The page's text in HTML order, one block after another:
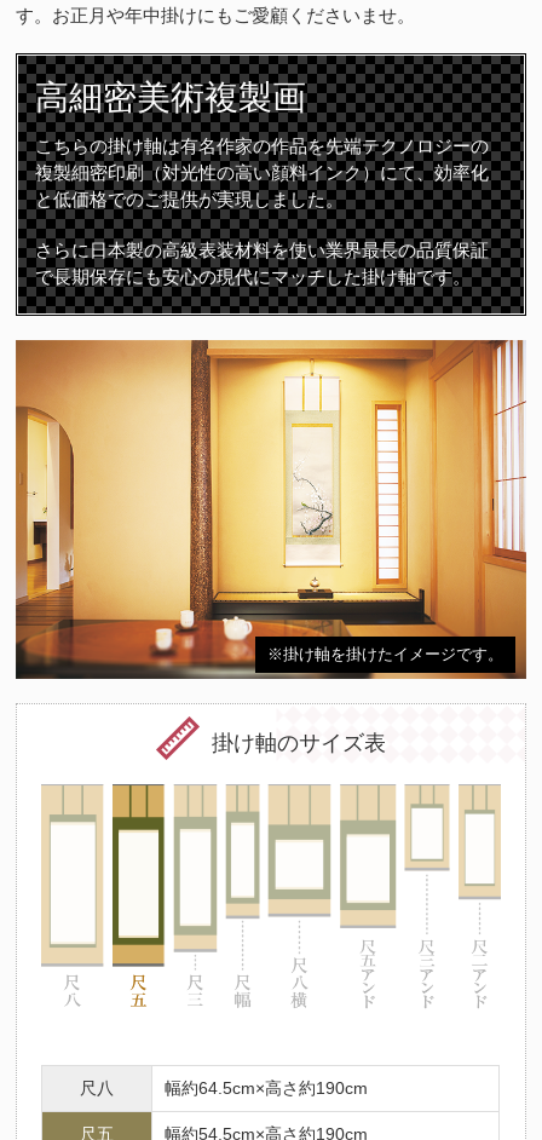
す。お正月や年中掛けにもご愛顧くださいませ。
高細密美術複製画
こちらの掛け軸は有名作家の作品を先端テクノロジーの
複製細密印刷（対光性の高い顔料インク）にて、効率化
と低価格でのご提供が実現しました。
さらに日本製の高級表装材料を使い業界最長の品質保証
で長期保存にも安心の現代にマッチした掛け軸です。
※掛け軸を掛けたイメージです。
掛け軸のサイズ表
尺八 幅約64.5cm×高さ約190cm
尺五 幅約54.5cm×高さ約190cm